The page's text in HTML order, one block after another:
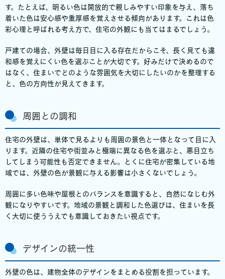
す。たとえば、明るい色は開放的で親しみやすい印象を与え、落ち
着いた色は安心感や重厚感を覚えさせる傾向があります。これは色
彩心理と呼ばれる考え方で、住宅の外観にも当てはまるでしょう。
戸建ての場合、外壁は毎日目に入る存在だからこそ、長く見ても違
和感を覚えにくい色を選ぶことが大切です。好みだけで決めるので
はなく、住まいでどのような雰囲気を大切にしたいのかを整理する
と、色の方向性が見えてきます。
周囲との調和
住宅の外壁は、単体で見るよりも周囲の景色と一体となって目に入
ります。近隣の住宅や街並みと極端に異なる色を選ぶと、悪目立ち
してしまう可能性も否定できません。とくに住宅が密集している地
域では、外壁の色が景観に与える影響は小さくないでしょう。
周囲に多い色味や屋根とのバランスを意識すると、自然になじむ外
観になりやすいです。地域の景観と調和した色選びは、住まいを長
く大切に使ううえでも意識しておきたい視点です。
デザインの統一性
外壁の色は、建物全体のデザインをまとめる役割を担っています。